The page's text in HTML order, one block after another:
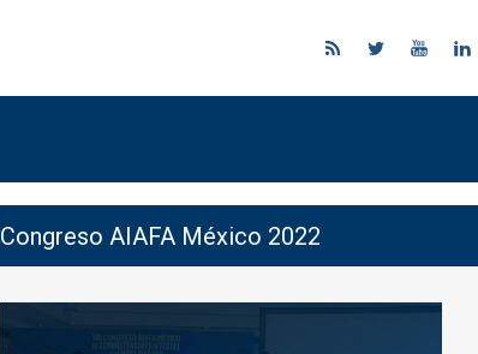
Congreso AIAFA México 2022